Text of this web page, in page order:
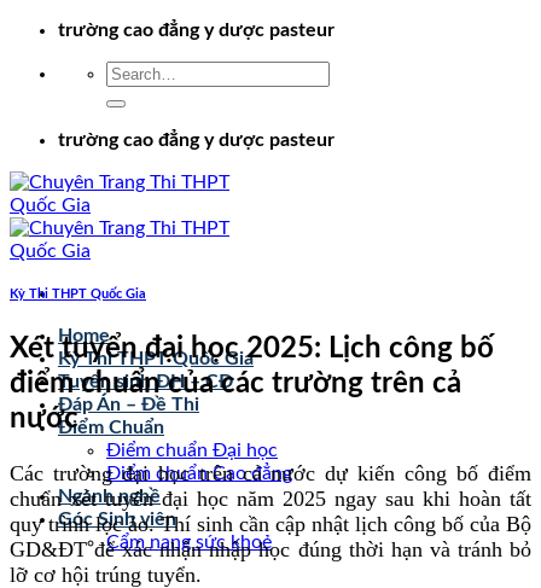
Chuyểntrường cao đẳng y dược pasteur
trường cao đẳng y dược pasteur
Home
Kỳ Thi THPT Quốc Gia
Tuyển sinh ĐH – CĐ
Đáp Án – Đề Thi
Điểm Chuẩn
Điểm chuẩn Đại học
Điểm chuẩn Cao đẳng
Ngành nghề
Góc Sinh viên
Cẩm nang sức khoẻ
Kỳ Thi THPT Quốc Gia
Xét tuyển đại học 2025: Lịch công bố
điểm chuẩn của các trường trên cả
nước
Các trường đại học trên cả nước dự kiến công bố điểm
chuẩn xét tuyển đại học năm 2025 ngay sau khi hoàn tất
quy trình lọc ảo. Thí sinh cần cập nhật lịch công bố của Bộ
GD&ĐT để xác nhận nhập học đúng thời hạn và tránh bỏ
lỡ cơ hội trúng tuyển.